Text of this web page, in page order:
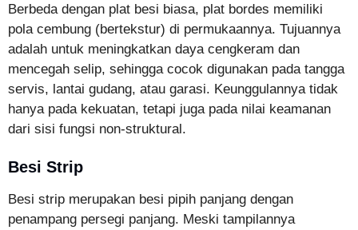
Berbeda dengan plat besi biasa, plat bordes memiliki
pola cembung (bertekstur) di permukaannya. Tujuannya
adalah untuk meningkatkan daya cengkeram dan
mencegah selip, sehingga cocok digunakan pada tangga
servis, lantai gudang, atau garasi. Keunggulannya tidak
hanya pada kekuatan, tetapi juga pada nilai keamanan
dari sisi fungsi non-struktural.
Besi Strip
Besi strip merupakan besi pipih panjang dengan
penampang persegi panjang. Meski tampilannya